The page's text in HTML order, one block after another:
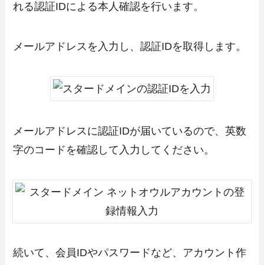
れる認証IDによる本人確認を行います。
メールアドレスを入力し、認証IDを取得します。
メールアドレスに認証IDが届いているので、英数
字のコードを確認して入力してください。
続いて、会員IDやパスワードなど、アカウント作